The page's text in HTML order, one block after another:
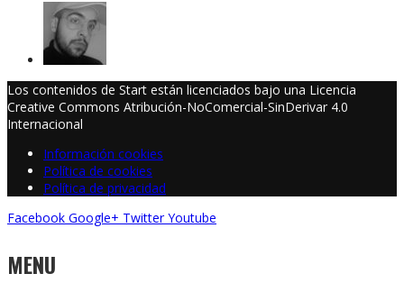
Los contenidos de Start están licenciados bajo una Licencia
Creative Commons Atribución-NoComercial-SinDerivar 4.0
Internacional
Información cookies
Política de cookies
Política de privacidad
Facebook Google+ Twitter Youtube
MENU